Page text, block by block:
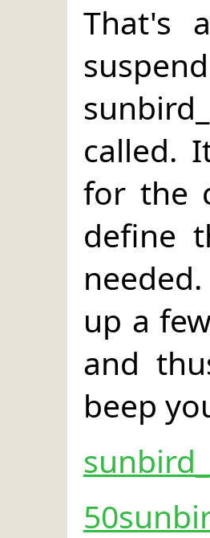
That's
called.
for the
define
up a
and
beep